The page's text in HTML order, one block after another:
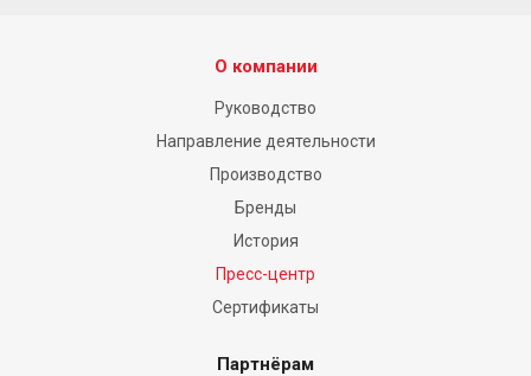
О компании
Руководство
Направление деятельности
Производство
Бренды
История
Пресс-центр
Сертификаты
Партнёрам